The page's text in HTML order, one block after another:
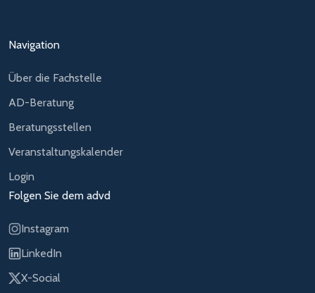
Navigation
Über die Fachstelle
AD-Beratung
Beratungsstellen
Veranstaltungskalender
Login
Folgen Sie dem advd
Instagram
LinkedIn
X-Social